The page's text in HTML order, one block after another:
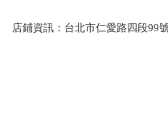
店鋪資訊：台北市仁愛路四段99